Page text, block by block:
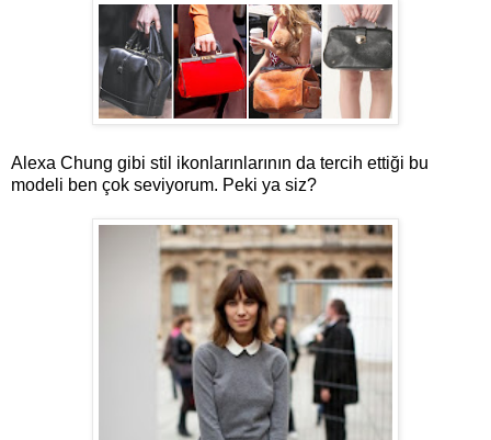
Alexa Chung gibi stil ikonlarınlarının da tercih ettiği bu
modeli ben çok seviyorum. Peki ya siz?